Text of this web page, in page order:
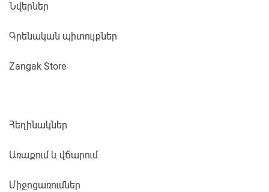
Նվերներ
Գրենական պիտույքներ
Zangak Store
Հեղինակներ
Առաքում և վճարում
Միջոցառումներ